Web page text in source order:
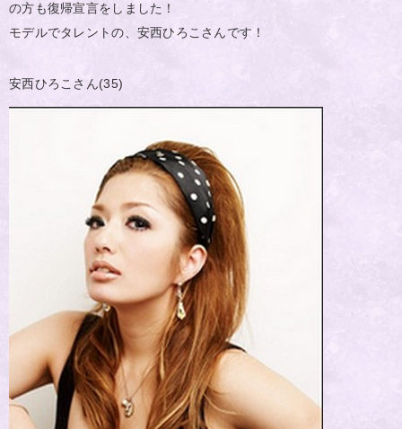
の方も復帰宣言をしました！
モデルでタレントの、安西ひろこさんです！
安西ひろこさん(35)